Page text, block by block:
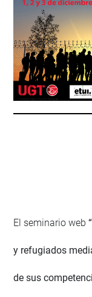
El seminario web
y refugiados
de sus